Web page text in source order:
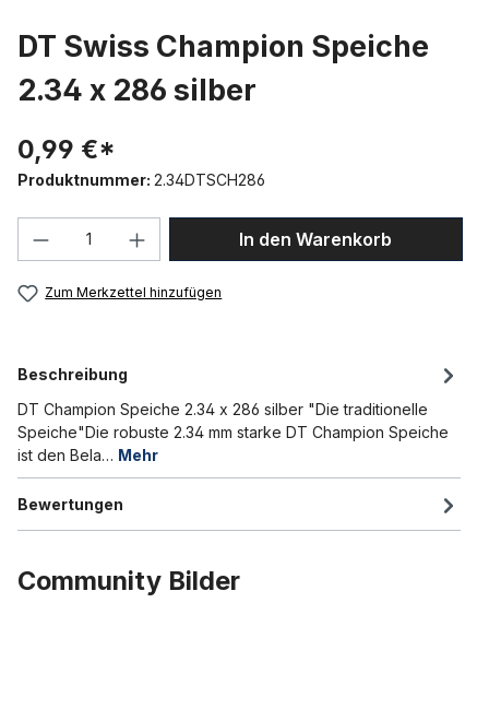
DT Swiss Champion Speiche
2.34 x 286 silber
0,99 €*
Produktnummer: 2.34DTSCH286
Produkt Anzahl: Gib den gewünschten
In den Warenkorb
Zum Merkzettel hinzufügen
Beschreibung
DT Champion Speiche 2.34 x 286 silber "Die traditionelle
Speiche"Die robuste 2.34 mm starke DT Champion Speiche
ist den Bela… Mehr
Bewertungen
Community Bilder